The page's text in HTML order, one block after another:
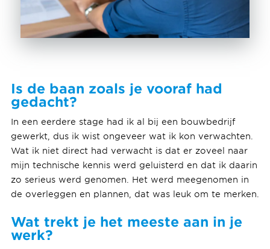
Is de baan zoals je vooraf had
gedacht?
In een eerdere stage had ik al bij een bouwbedrijf
gewerkt, dus ik wist ongeveer wat ik kon verwachten.
Wat ik niet direct had verwacht is dat er zoveel naar
mijn technische kennis werd geluisterd en dat ik daarin
zo serieus werd genomen. Het werd meegenomen in
de overleggen en plannen, dat was leuk om te merken.
Wat trekt je het meeste aan in je
werk?